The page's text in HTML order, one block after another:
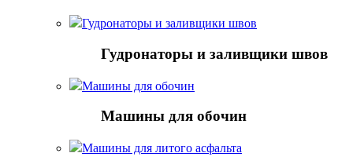
Гудронаторы и заливщики швов
Гудронаторы и заливщики швов
Машины для обочин
Машины для обочин
Машины для литого асфальта